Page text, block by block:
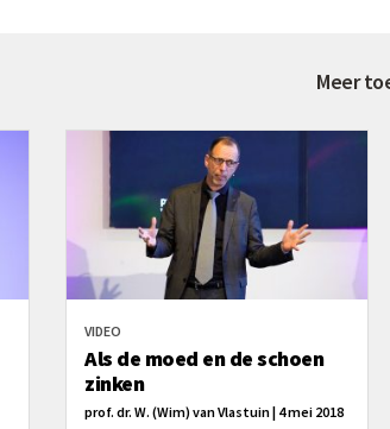
Meer
VIDEO
Als de moed en de schoen
zinken
prof. dr. W. (Wim) van Vlastuin | 4 mei 2018